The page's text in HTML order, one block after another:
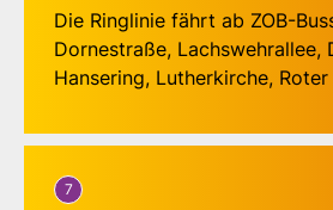
Die Ringlinie fährt ab ZOB-
Dornestraße, Lachswehrallee,
Hansering, Lutherkirche,
Rotenhauser Feld,
Wisbystraße, Meierstraße zum
7